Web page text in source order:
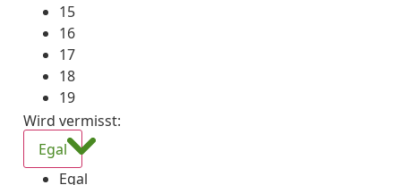
15
16
17
18
19
Wird vermisst:
Egal
Egal